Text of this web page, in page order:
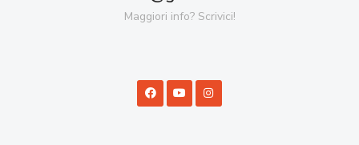
Maggiori info? Scrivici!